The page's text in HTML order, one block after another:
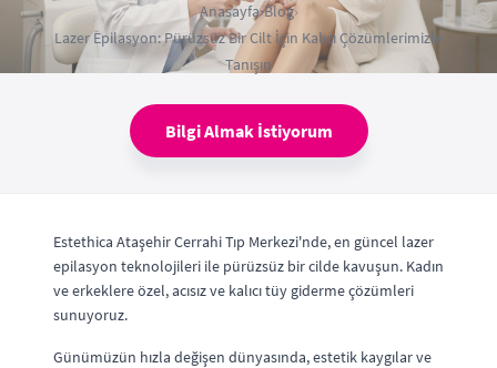
Anasayfa›Blog›
Lazer Epilasyon: Pürüzsüz Bir Cilt İçin Kalıcı Çözümlerimizle
Tanışın
Bilgi Almak İstiyorum
Estethica Ataşehir Cerrahi Tıp Merkezi'nde, en güncel lazer
epilasyon teknolojileri ile pürüzsüz bir cilde kavuşun. Kadın
ve erkeklere özel, acısız ve kalıcı tüy giderme çözümleri
sunuyoruz.
Günümüzün hızla değişen dünyasında, estetik kaygılar ve